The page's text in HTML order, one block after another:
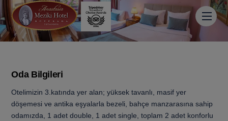
Skip
to
content
Oda Bilgileri
Otelimizin 3.katında yer alan; yüksek tavanlı, masif yer
döşemesi ve antika eşyalarla bezeli, bahçe manzarasına sahip
odamızda, 1 adet double, 1 adet single, toplam 2 adet konforlu